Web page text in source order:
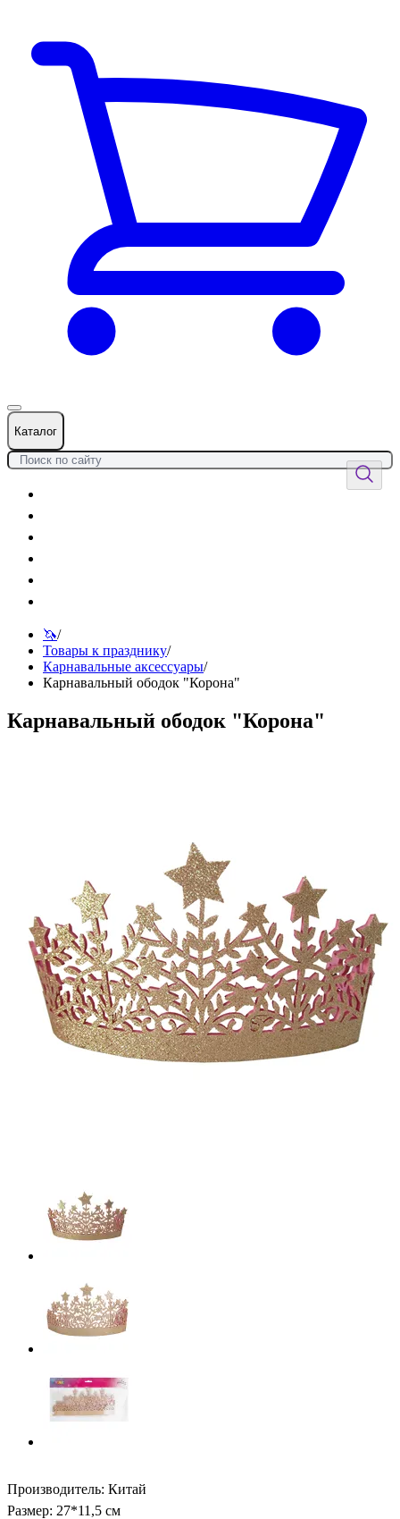
Каталог
🦄/
Товары к празднику/
Карнавальные аксессуары/
Карнавальный ободок "Корона"
Карнавальный ободок "Корона"
Производитель: Китай
Размер: 27*11,5 см